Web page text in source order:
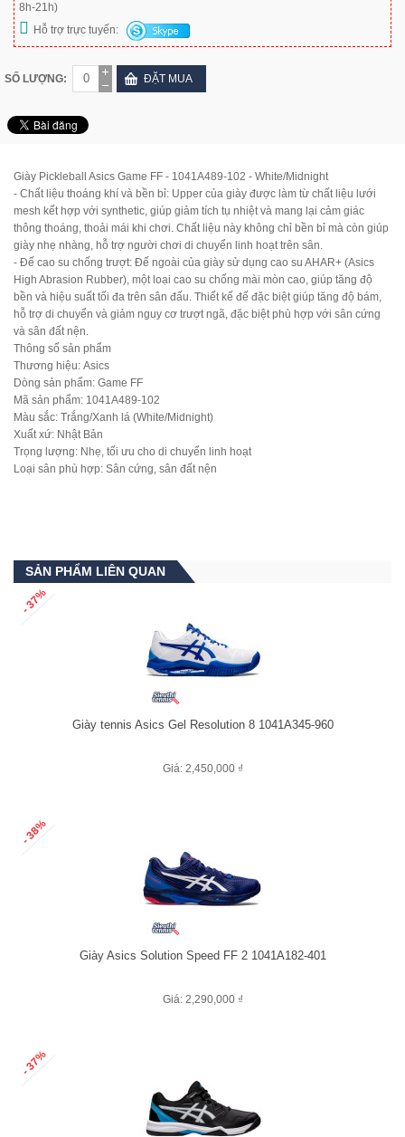
8h-21h)
Hỗ trợ trực tuyến:
SỐ LƯỢNG: ĐẶT MUA
Giày Pickleball Asics Game FF - 1041A489-102 - White/Midnight
- Chất liệu thoáng khí và bền bỉ: Upper của giày được làm từ chất liệu lưới
mesh kết hợp với synthetic, giúp giảm tích tụ nhiệt và mang lại cảm giác
thông thoáng, thoải mái khi chơi. Chất liệu này không chỉ bền bỉ mà còn giúp
giày nhẹ nhàng, hỗ trợ người chơi di chuyển linh hoạt trên sân.
- Đế cao su chống trượt: Đế ngoài của giày sử dụng cao su AHAR+ (Asics
High Abrasion Rubber), một loại cao su chống mài mòn cao, giúp tăng độ
bền và hiệu suất tối đa trên sân đấu. Thiết kế đế đặc biệt giúp tăng độ bám,
hỗ trợ di chuyển và giảm nguy cơ trượt ngã, đặc biệt phù hợp với sân cứng
và sân đất nện.
Thông số sản phẩm
Thương hiệu: Asics
Dòng sản phẩm: Game FF
Mã sản phẩm: 1041A489-102
Màu sắc: Trắng/Xanh lá (White/Midnight)
Xuất xứ: Nhật Bản
Trọng lượng: Nhẹ, tối ưu cho di chuyển linh hoạt
Loại sân phù hợp: Sân cứng, sân đất nện
SẢN PHẨM LIÊN QUAN
- 37%
Giày tennis Asics Gel Resolution 8 1041A345-960
Giá: 2,450,000 ₫
- 38%
Giày Asics Solution Speed FF 2 1041A182-401
Giá: 2,290,000 ₫
- 37%